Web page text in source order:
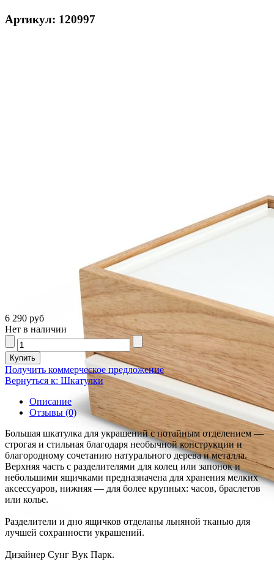
Артикул: 120997
6 290 руб
Нет в наличии
Получить коммерческое предложение
Вернуться к: Шкатулки
Описание
Отзывы (0)
Большая шкатулка для украшений с потайным отделением —
строгая и стильная благодаря необычной конструкции и
благородному сочетанию натурального дерева и металла.
Верхняя часть с разделителями для колец или запонок и
небольшими ящичками предназначена для хранения мелких
аксессуаров, нижняя — для более крупных: часов, браслетов
или колье.
Разделители и дно ящичков отделаны льняной тканью для
лучшей сохранности украшений.
Дизайнер Сунг Вук Парк.